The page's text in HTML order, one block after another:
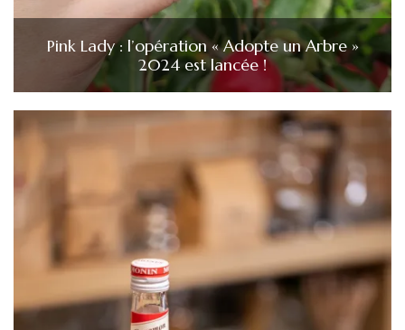
Pink Lady : l’opération « Adopte un Arbre »
2024 est lancée !